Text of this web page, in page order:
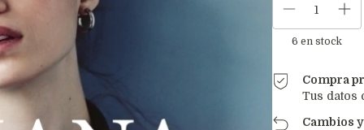
6 en stock
Compra
Tus datos
Cambios